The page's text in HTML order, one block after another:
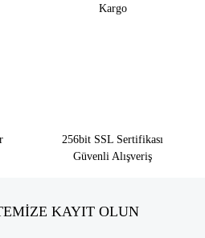
Kargo
256bit SSL Sertifikası
Güvenli Alışveriş
KAYIT OLUN